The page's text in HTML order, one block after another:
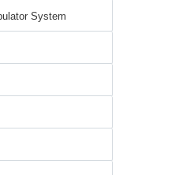
System